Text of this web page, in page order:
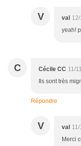
V val
yeah!
C Cécile CC 11/
Ils sont très
Répondre
V val
Merci